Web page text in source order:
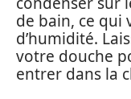
de bain, ce qui
d’humidité.
votre douche
entrer dans la